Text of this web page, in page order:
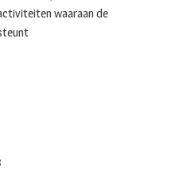
waaraan de